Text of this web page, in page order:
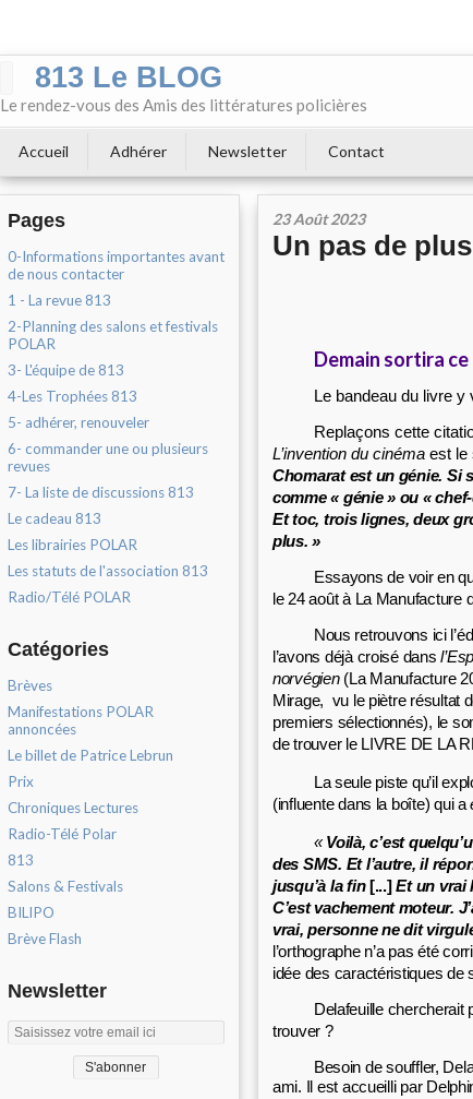
813 Le BLOG
Le rendez-vous des Amis des littératures policières
Accueil Adhérer Newsletter Contact
Pages
0-Informations importantes avant
de nous contacter
1 - La revue 813
2-Planning des salons et festivals
POLAR
3- L'équipe de 813
4-Les Trophées 813
5- adhérer, renouveler
6- commander une ou plusieurs
revues
7- La liste de discussions 813
Le cadeau 813
Les librairies POLAR
Les statuts de l'association 813
Radio/Télé POLAR
Catégories
Brèves
Manifestations POLAR
annoncées
Le billet de Patrice Lebrun
Prix
Chroniques Lectures
Radio-Télé Polar
813
Salons & Festivals
BILIPO
Brève Flash
Newsletter
23 Août 2023
Un pas de
Demain sortira ce
Le bandeau du livre
Replaçons cette
L’invention du cinéma est le
Chomarat est un génie. Si
comme « génie » ou «
Et toc, trois lignes, deux
plus. »
Essayons de voir en
le 24 août à La Manufacture
Nous retrouvons ici
l’avons déjà croisé dans
norvégien (La Manufacture
Mirage, vu le piètre résultat
premiers sélectionnés), le
de trouver le LIVRE DE LA
La seule piste qu’il
(influente dans la boîte) qui a
«Voilà, c’est
des SMS. Et l’autre, il
jusqu’à la fin [...] Et un vrai
C’est vachement moteur.
vrai, personne ne dit
l’orthographe n’a pas été
idée des caractéristiques de
Delafeuille
trouver ?
Besoin de souffler,
ami.
Il est accueilli par